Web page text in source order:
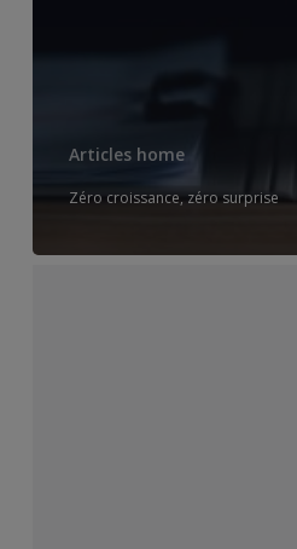
Articles home
Zéro croissance, zéro surprise